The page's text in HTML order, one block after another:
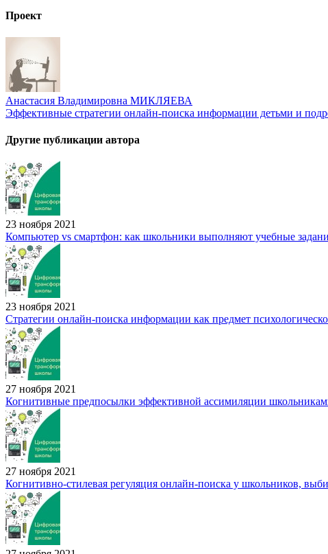
Проект
Анастасия Владимировна МИКЛЯЕВА
Эффективные стратегии онлайн-поиска информации детьми и
Другие публикации автора
23 ноября 2021
Компьютер vs смартфон: как школьники выполняют учебные
23 ноября 2021
Стратегии онлайн-поиска информации как предмет
27 ноября 2021
Когнитивные предпосылки эффективной ассимиляции
27 ноября 2021
Когнитивно-стилевая регуляция онлайн-поиска у школьников,